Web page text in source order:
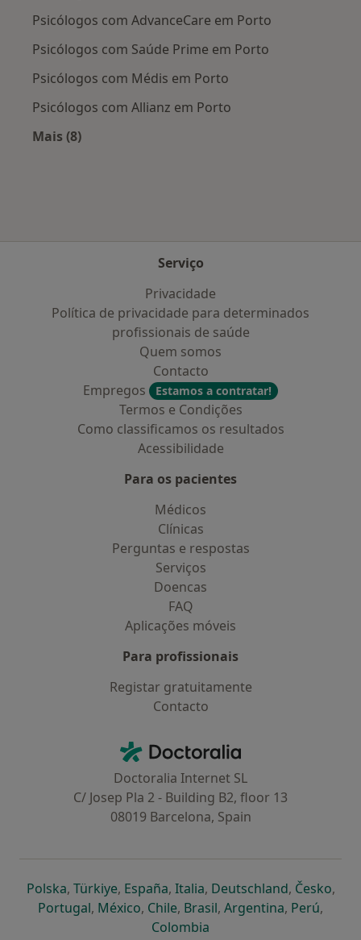
Psicólogos com AdvanceCare em Porto
Psicólogos com Saúde Prime em Porto
Psicólogos com Médis em Porto
Psicólogos com Allianz em Porto
Mais (8)
Serviço
Privacidade
Política de privacidade para determinados
profissionais de saúde
Quem somos
Contacto
Empregos
Estamos a contratar!
Termos e Condições
Como classificamos os resultados
Acessibilidade
Para os pacientes
Médicos
Clínicas
Perguntas e respostas
Serviços
Doencas
FAQ
Aplicações móveis
Para profissionais
Registar gratuitamente
Contacto
Doctoralia - Homepage
Doctoralia Internet SL
C/ Josep Pla 2 - Building B2, floor 13
08019 Barcelona, Spain
Polskaabre num novo separador
, Türkiyeabre num novo separador
, Españaabre num novo separador
, Italiaabre num novo
, Deutschlandabre num
, Česko,
Portugalabre num novo separador
, Méxicoabre num novo separador
, Chileabre num novo separador
, Brasilabre num novo
, Argentinaabre num
, Perúabre
,
Colombia